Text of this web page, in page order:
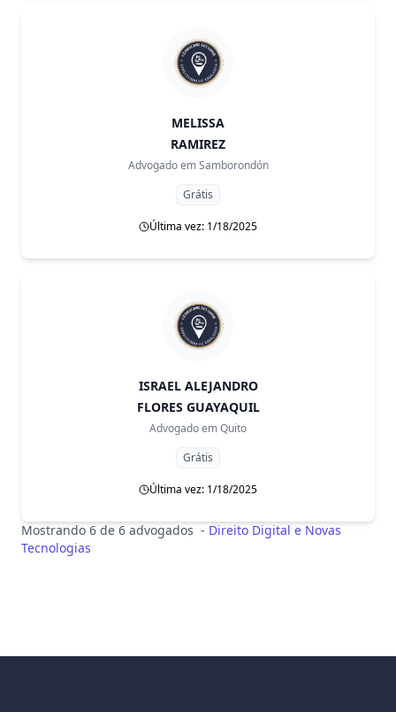
MELISSA
RAMIREZ
Advogado em Samborondón
Grátis
Última vez: 1/18/2025
ISRAEL ALEJANDRO
FLORES GUAYAQUIL
Advogado emQuito
Grátis
Última vez: 1/18/2025
Mostrando 6 de 6 advogados - Direito Digital e Novas
Tecnologias